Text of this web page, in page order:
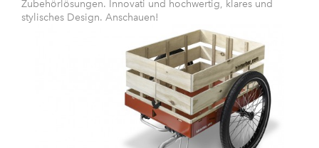
Zubehörlösungen. Innovati und hochwertig, klares und
stylisches Design. Anschauen!